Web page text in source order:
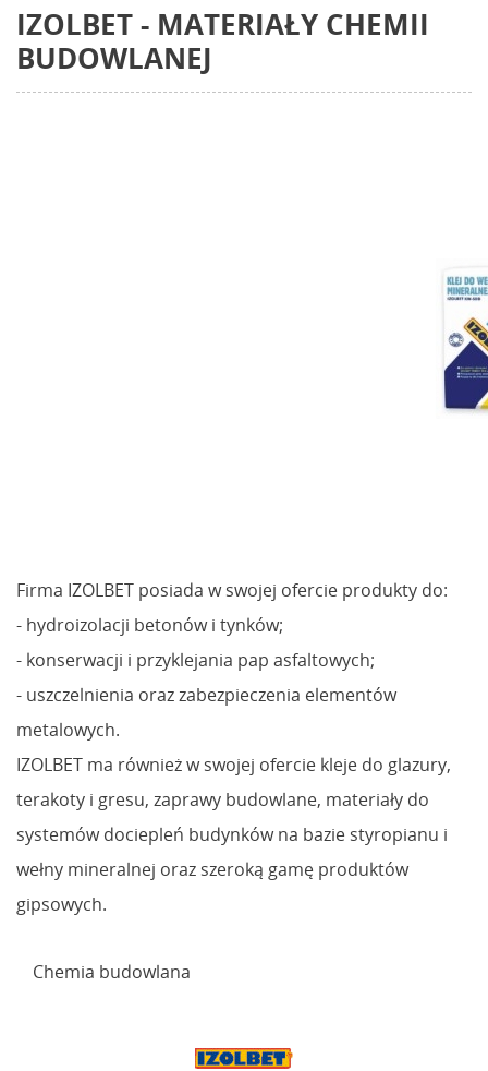
IZOLBET - MATERIAŁY CHEMII
BUDOWLANEJ
Firma IZOLBET posiada w swojej ofercie produkty do:
- hydroizolacji betonów i tynków;
- konserwacji i przyklejania pap asfaltowych;
- uszczelnienia oraz zabezpieczenia elementów
metalowych.
IZOLBET ma również w swojej ofercie kleje do glazury,
terakoty i gresu, zaprawy budowlane, materiały do
systemów dociepleń budynków na bazie styropianu i
wełny mineralnej oraz szeroką gamę produktów
gipsowych.
Chemia budowlana